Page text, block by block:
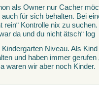
als Owner nur Cacher
für sich behalten. Bei
rein“ Kontrolle nix zu
da und du nicht ätsch“ log
Niveau. Als
und haben immer gerufen
waren wir aber noch Kinder.